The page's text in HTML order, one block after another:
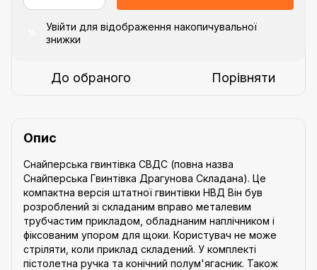
Увійти для відображення накопичувальної
знижки
До обраного Порівняти
Опис
Снайперська гвинтівка СВДС (повна назва
Снайперська Гвинтівка Драгунова Складана). Це
компактна версія штатної гвинтівки НВД Він був
розроблений зі складаним вправо металевим
трубчастим прикладом, обладнаним наплічником і
фіксованим упором для щоки. Користувач не може
стріляти, коли приклад складений. У комплекті
пістолетна ручка та конічний полум'ягасник. Також